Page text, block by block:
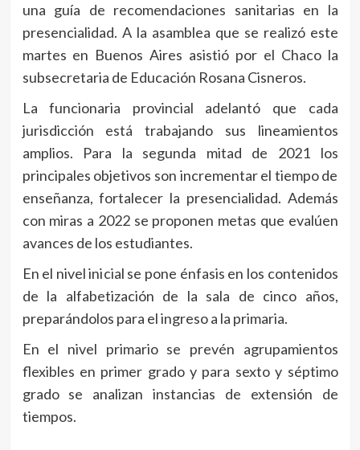
una guía de recomendaciones sanitarias en la
presencialidad. A la asamblea que se realizó este
martes en Buenos Aires asistió por el Chaco la
subsecretaria de Educación Rosana Cisneros.
La funcionaria provincial adelantó que cada
jurisdicción está trabajando sus lineamientos
amplios. Para la segunda mitad de 2021 los
principales objetivos son incrementar el tiempo de
enseñanza, fortalecer la presencialidad. Además
con miras a 2022 se proponen metas que evalúen
avances de los estudiantes.
En el nivel inicial se pone énfasis en los contenidos
de la alfabetización de la sala de cinco años,
preparándolos para el ingreso a la primaria.
En el nivel primario se prevén agrupamientos
flexibles en primer grado y para sexto y séptimo
grado se analizan instancias de extensión de
tiempos.